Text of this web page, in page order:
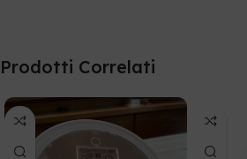
Prodotti Correlati